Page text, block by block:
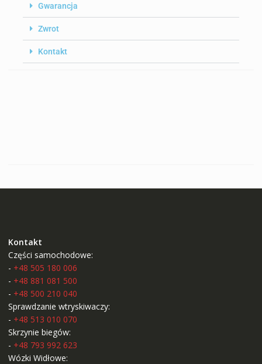
Gwarancja
Zwrot
Kontakt
Kontakt
Części samochodowe:
- +48 505 180 006
- +48 881 081 500
- +48 500 210 040
Sprawdzanie wtryskiwaczy:
- +48 513 010 070
Skrzynie biegów:
- +48 793 992 623
Wózki Widłowe: